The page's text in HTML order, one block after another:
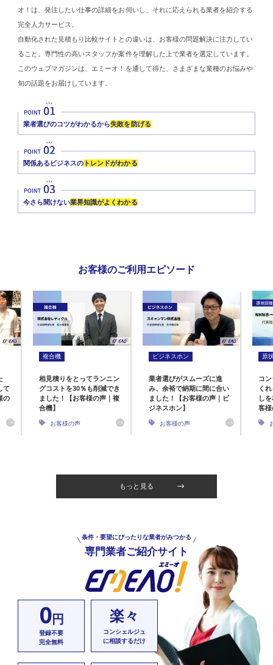
オ！は、発注したい仕事の詳細をお伺いし、それに応えられる業者を紹介する
完全人力サービス。
自動化された見積もり比較サイトとの違いは、お客様の問題解決に注力してい
ること。専門性の高いスタッフが案件を理解した上で業者を選定しています。
このウェブマガジンは、エミーオ！を通して得た、さまざまな業種のお悩みや
旬の話題をお届けしています。
業者選びのコツがわかるから失敗を防げる
関係あるビジネスの トレンドがわかる
今さら聞けない業界知識がよくわかる
お客様のご利用エピソード
て
の
複合機
相見積りをとってランニン
グコストを30％も削減でき
ました！【お客様の声｜複
合機】
お客様の声
ビジネスホン
業者選びがスムーズに進
み、余裕で納期に間に合い
ました！【お客様の声｜ビ
ジネスホン】
お客様の声
原
コ
く
し
客
もっと見る
条件・要望にぴったりな業者がみつかる
専門業者ご紹介サイト
0円
登録不要
完全無料
楽々
コンシェルジュ
に相談するだけ